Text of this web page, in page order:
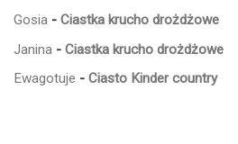
Gosia - Ciastka krucho drożdżowe
Janina - Ciastka krucho drożdżowe
Ewagotuje - Ciasto Kinder country